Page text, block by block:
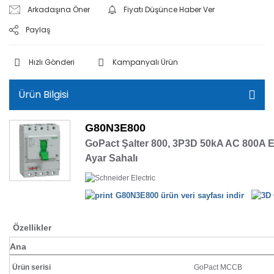
Arkadaşına Öner
Fiyatı Düşünce Haber Ver
Paylaş
Hızlı Gönderi Kampanyalı Ürün
Ürün Bilgisi
G80N3E800
GoPact Şalter 800, 3P3D 50kA AC 800A
Ayar Sahalı
G80N3E800 ürün veri sayfası indir
Özellikler
Ana
Ürün serisi GoPact MCCB